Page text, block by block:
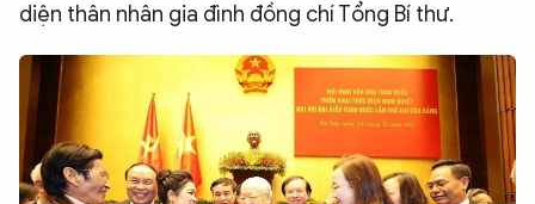
diện thân nhân gia đình đồng chí Tổng Bí thư.